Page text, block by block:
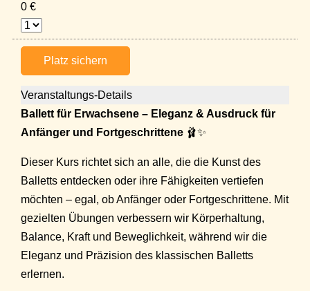
0 €
Platz sichern
Veranstaltungs-Details
Ballett für Erwachsene – Eleganz & Ausdruck für
Anfänger und Fortgeschrittene 🩰✨
Dieser Kurs richtet sich an alle, die die Kunst des
Balletts entdecken oder ihre Fähigkeiten vertiefen
möchten – egal, ob Anfänger oder Fortgeschrittene. Mit
gezielten Übungen verbessern wir Körperhaltung,
Balance, Kraft und Beweglichkeit, während wir die
Eleganz und Präzision des klassischen Balletts
erlernen.